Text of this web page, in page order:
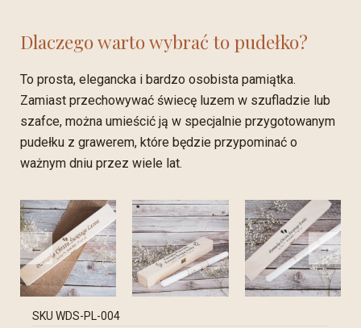
Dlaczego warto wybrać to pudełko?
To prosta, elegancka i bardzo osobista pamiątka.
Zamiast przechowywać świecę luzem w szufladzie lub
szafce, można umieścić ją w specjalnie przygotowanym
pudełku z grawerem, które będzie przypominać o
ważnym dniu przez wiele lat.
SKU WDS-PL-004